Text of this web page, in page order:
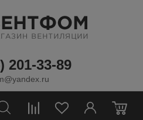
201-33-89
0